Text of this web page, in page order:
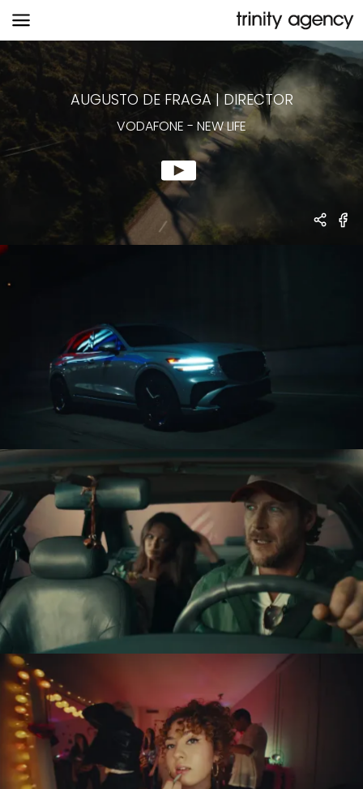
AUGUSTO DE FRAGA |DIRECTOR
VODAFONE - NEW LIFE
VODAFONE - NEW LIFE